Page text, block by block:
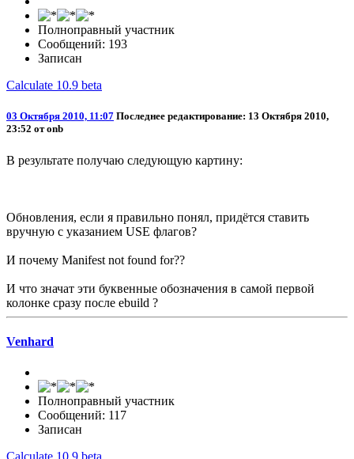
Полноправный участник
Сообщений: 193
Записан
Calculate 10.9 beta
03 Октября 2010, 11:07 Последнее редактирование: 13 Октября 2010,
23:52 от onb
В результате получаю следующую картину:
Обновления, если я правильно понял, придётся ставить
вручную с указанием USE флагов?
И почему Manifest not found for??
И что значат эти буквенные обозначения в самой первой
колонке сразу после ebuild ?
Venhard
Полноправный участник
Сообщений: 117
Записан
Calculate 10.9 beta